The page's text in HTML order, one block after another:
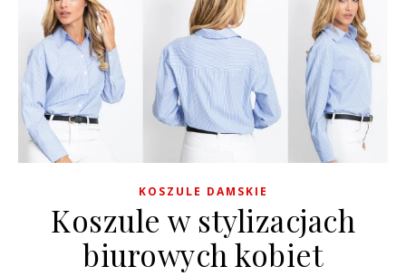
KOSZULE DAMSKIE
Koszule w stylizacjach
biurowych kobiet